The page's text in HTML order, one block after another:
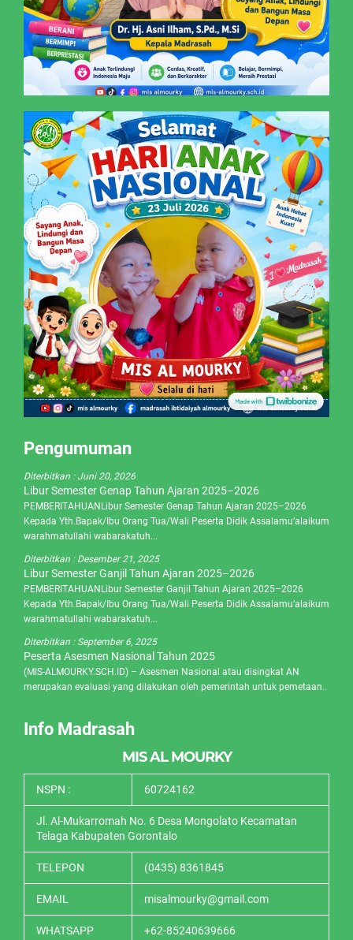
Pengumuman
Diterbitkan :Juni 20, 2026
Libur Semester Genap Tahun Ajaran 2025–2026
PEMBERITAHUANLibur Semester Genap Tahun Ajaran 2025–2026
Kepada Yth.Bapak/Ibu Orang Tua/Wali Peserta Didik Assalamu’alaikum
warahmatullahi wabarakatuh...
Diterbitkan : Desember 21, 2025
Libur Semester Ganjil Tahun Ajaran 2025–2026
PEMBERITAHUANLibur Semester Ganjil Tahun Ajaran 2025–2026
Kepada Yth.Bapak/Ibu Orang Tua/Wali Peserta Didik Assalamu’alaikum
warahmatullahi wabarakatuh...
Diterbitkan : September 6, 2025
Peserta Asesmen Nasional Tahun 2025
(MIS-ALMOURKY.SCH.ID) – Asesmen Nasional atau disingkat AN
merupakan evaluasi yang dilakukan oleh pemerintah untuk pemetaan..
Info Madrasah
MIS AL MOURKY
NSPN : 60724162
Jl. Al-Mukarromah No. 6 Desa Mongolato Kecamatan
Telaga Kabupaten Gorontalo
TELEPON (0435) 8361845
EMAIL misalmourky@gmail.com
WHATSAPP +62-85240639666